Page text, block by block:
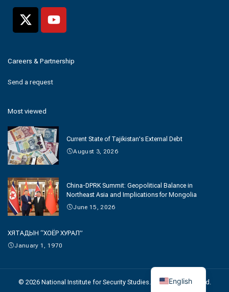
Careers & Partnership
Send a request
Most viewed
Current State of Tajikistan's External Debt
August 3, 2026
China-DPRK Summit: Geopolitical Balance in
Northeast Asia and Implications for Mongolia
June 15, 2026
ХЯТАДЫН “ХОЁР ХУРАЛ”
January 1, 1970
© 2026 National Institute for Security Studies. All Rights Reserved.
English